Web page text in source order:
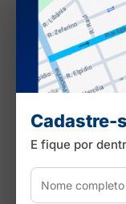
Cadastre-
E fique por